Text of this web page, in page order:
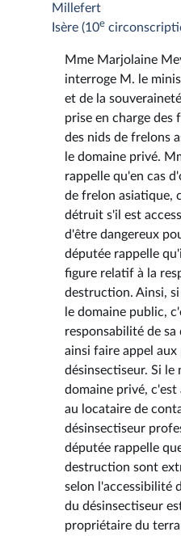
Millefert
Isère (10e
Mme Marjolaine
interroge M. le
et de la
prise en charge des
des nids de frelons
le domaine privé.
rappelle qu'en cas
de frelon asiatique,
détruit s'il est
d'être dangereux
députée rappelle
figure relatif à la
destruction. Ainsi,
le domaine public,
responsabilité de
ainsi faire appel aux
désinsectiseur. Si le
domaine privé,
au locataire de
désinsectiseur
députée rappelle
destruction sont
selon l'accessibilité
du désinsectiseur
propriétaire du